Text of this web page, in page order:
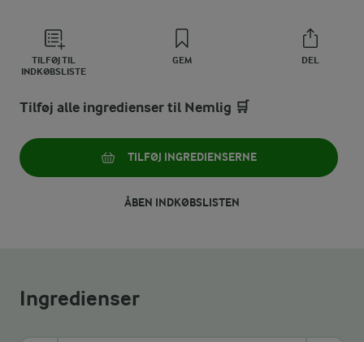
TILFØJ TIL
INDKØBSLISTE
GEM DEL
Tilføj alle ingredienser til Nemlig 🛒
TILFØJ INGREDIENSERNE
ÅBEN INDKØBSLISTEN
Ingredienser